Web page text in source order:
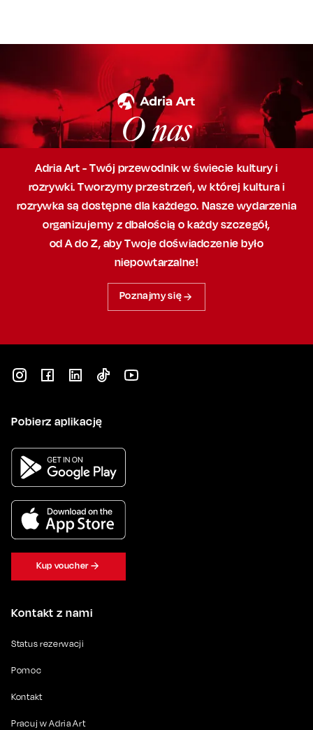
O nas
Adria Art - Twój przewodnik w świecie kultury i
rozrywki. Tworzymy przestrzeń,w której kultura i
rozrywka są dostępne dla każdego. Nasze wydarzenia
organizujemy z dbałością o każdy szczegół,
od A do Z, abyTwoje doświadczenie było
niepowtarzalne!
Poznajmy się
Kontakt z nami
Status rezerwacji
Pomoc
Kontakt
Pracuj w Adria Art
Pobierz aplikację
Kup voucher